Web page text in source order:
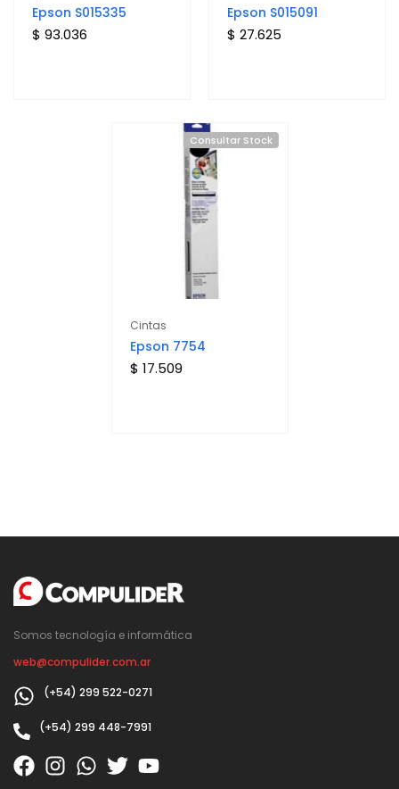
Epson S015335
$ 93.036
Epson S015091
$ 27.625
Consultar Stock
Cintas
Epson 7754
$ 17.509
Somos tecnología e informática
web@compulider.com.ar
(+54) 299 522-0271
(+54) 299 448-7991